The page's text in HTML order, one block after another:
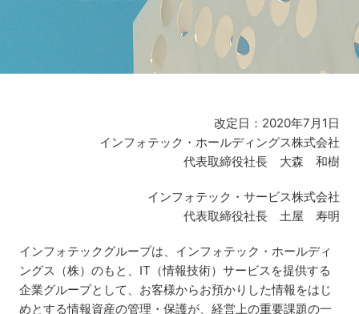
改定日：2020年7月1日
インフォテック・ホールディングス株式会社
代表取締役社長 大森 和樹
インフォテック・サービス株式会社
代表取締役社長 土屋 寿明
インフォテックグループは、インフォテック・ホールディ
ングス（株）のもと、IT（情報技術）サービスを提供する
企業グループとして、お客様からお預かりした情報をはじ
めとする情報資産の管理・保護が、経営上の重要課題の一